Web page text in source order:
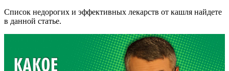
Список недорогих и эффективных лекарств от кашля найдете
в данной статье.